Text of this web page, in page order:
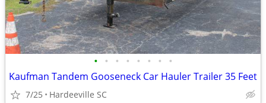
• • • • • • • •
Kaufman Tandem Gooseneck Car Hauler Trailer 35 Feet
7/25 Hardeeville SC